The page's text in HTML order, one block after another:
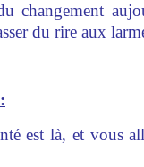
changement
du rire aux
est là, et vous